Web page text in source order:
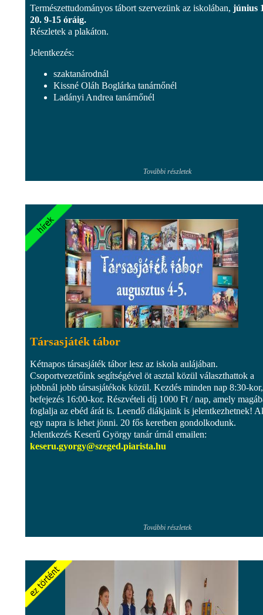
Természettudományos tábort szervezünk az iskolában, június
20. 9-15 óráig.
Részletek a plakáton.
Jelentkezés:
szaktanárodnál
Kissné Oláh Boglárka tanárnőnél
Ladányi Andrea tanárnőnél
További részletek
Társasjáték tábor
Kétnapos társasjáték tábor lesz az iskola aulájában.
Csoportvezetőink segítségével öt asztal közül választhattok a
jobbnál jobb társasjátékok közül. Kezdés minden nap 8:30-kor,
befejezés 16:00-kor. Részvételi díj 1000 Ft / nap, amely
foglalja az ebéd árát is. Leendő diákjaink is jelentkezhetnek!
egy napra is lehet jönni. 20 fős keretben gondolkodunk.
Jelentkezés Keserű György tanár úrnál emailen:
keseru.gyorgy@szeged.piarista.hu
További részletek